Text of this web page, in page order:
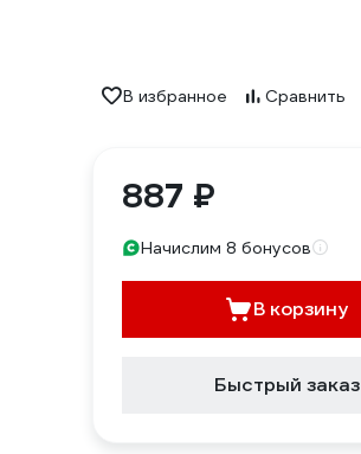
В избранное Сравнить
887 ₽
Начислим 8 бонусов
В корзину
Быстрый заказ